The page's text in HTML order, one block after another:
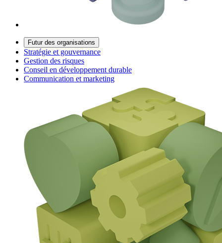
Futur des organisations
Stratégie et gouvernance
Gestion des risques
Conseil en développement durable
Communication et marketing